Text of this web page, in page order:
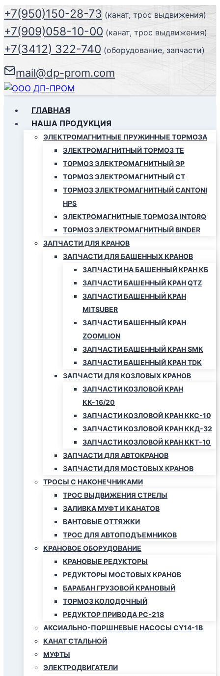
Перейти
содержимому
+7(950)150-28-73 (канат, трос выдвижения)
+7(909)058-10-00 (канат, трос выдвижения)
+7(3412) 322-740 (оборудование, запчасти)
mail@dp-prom.com
ГЛАВНАЯ
НАША ПРОДУКЦИЯ
ЭЛЕКТРОМАГНИТНЫЕ ПРУЖИННЫЕ ТОРМОЗА
ЭЛЕКТРОМАГНИТНЫЙ ТОРМОЗ ТЕ
ТОРМОЗ ЭЛЕКТРОМАГНИТНЫЙ ЭР
ТОРМОЗ ЭЛЕКТРОМАГНИТНЫЙ СТ
ТОРМОЗ ЭЛЕКТРОМАГНИТНЫЙ CANTONI
HPS
ЭЛЕКТРОМАГНИТНЫЕ ТОРМОЗА INTORQ
ТОРМОЗ ЭЛЕКТРОМАГНИТНЫЙ BINDER
ЗАПЧАСТИ ДЛЯ КРАНОВ
ЗАПЧАСТИ ДЛЯ БАШЕННЫХ КРАНОВ
ЗАПЧАСТИ НА БАШЕННЫЙ КРАН КБ
ЗАПЧАСТИ БАШЕННЫЙ КРАН QTZ
ЗАПЧАСТИ БАШЕННЫЙ КРАН
MITSUBER
ЗАПЧАСТИ БАШЕННЫЙ КРАН
ZOOMLION
ЗАПЧАСТИ БАШЕННЫЙ КРАН SMK
ЗАПЧАСТИ БАШЕННЫЙ КРАН TDK
ЗАПЧАСТИ ДЛЯ КОЗЛОВЫХ КРАНОВ
ЗАПЧАСТИ КОЗЛОВОЙ КРАН
КК-16/20
ЗАПЧАСТИ КОЗЛОВОЙ КРАН ККС-10
ЗАПЧАСТИ КОЗЛОВОЙ КРАН ККД-32
ЗАПЧАСТИ КОЗЛОВОЙ КРАН ККТ-10
ЗАПЧАСТИ ДЛЯ АВТОКРАНОВ
ЗАПЧАСТИ ДЛЯ МОСТОВЫХ КРАНОВ
ТРОСЫ С НАКОНЕЧНИКАМИ
ТРОС ВЫДВИЖЕНИЯ СТРЕЛЫ
ЗАЛИВКА МУФТ И КАНАТОВ
ВАНТОВЫЕ ОТТЯЖКИ
ТРОС ДЛЯ АВТОПОДЪЕМНИКОВ
КРАНОВОЕ ОБОРУДОВАНИЕ
КРАНОВЫЕ РЕДУКТОРЫ
РЕДУКТОРЫ МОСТОВЫХ КРАНОВ
БАРАБАН ГРУЗОВОЙ КРАНОВЫЙ
ТОРМОЗ КОЛОДОЧНЫЙ
РЕДУКТОР ПРИВОДА РС-218
АКСИАЛЬНО-ПОРШНЕВЫЕ НАСОСЫ CY14-1B
КАНАТ СТАЛЬНОЙ
МУФТЫ
ЭЛЕКТРОДВИГАТЕЛИ